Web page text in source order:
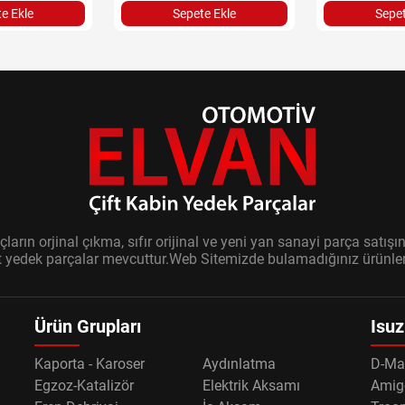
Ekle Sepete Ekle
orjinal çıkma, sıfır orijinal ve yeni yan sanayi parça
parçalar mevcuttur.Web Sitemizde bulamadığınız
Ürün Grupları
Kaporta - Karoser
Aydınlatma
Egzoz-Katalizör
Elektrik Aksamı
D-